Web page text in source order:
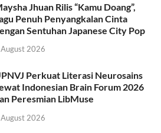
Jhuan Rilis “Kamu Doang”,
Penuh Penyangkalan Cinta
Sentuhan Japanese City Pop
2026
Perkuat Literasi Neurosains
Indonesian Brain Forum 2026
Peresmian LibMuse
2026